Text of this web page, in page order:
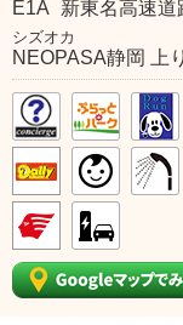
E1A 新東名高速道
シズオカ
NEOPASA静岡 上